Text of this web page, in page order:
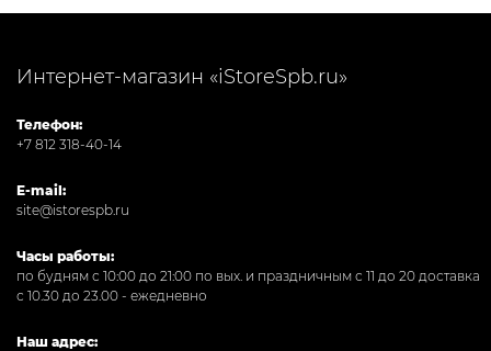
Интернет-магазин «iStoreSpb.ru»
Телефон:
+7 812 318-40-14
E-mail:
site@istorespb.ru
Часы работы:
по будням с 10:00 до 21:00 по вых. и праздничным с 11 до 20 доставка
с 10.30 до 23.00 - ежедневно
Наш адрес: